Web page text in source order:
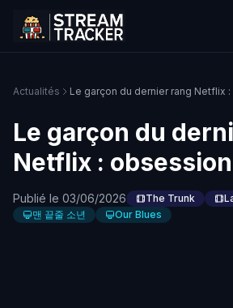
Actualités Le garçon du dernier rang Netflix
Le garçon du
Netflix :
Publié le 03/06/2026 The Trunk
맨 끝줄 소년
Our Blues